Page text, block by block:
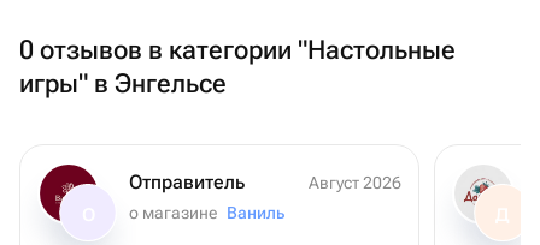
0 отзывов в категории "Настольные
игры" в Энгельсе
Отправитель
Август 2026
о магазине Ваниль Д